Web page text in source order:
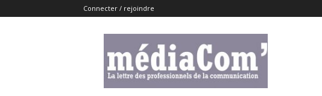
Connecter / rejoindre